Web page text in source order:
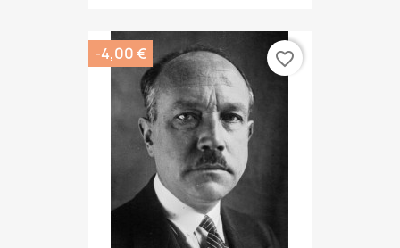
-4,00 € favorite_border